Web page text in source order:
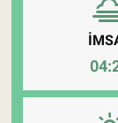
Dünyada